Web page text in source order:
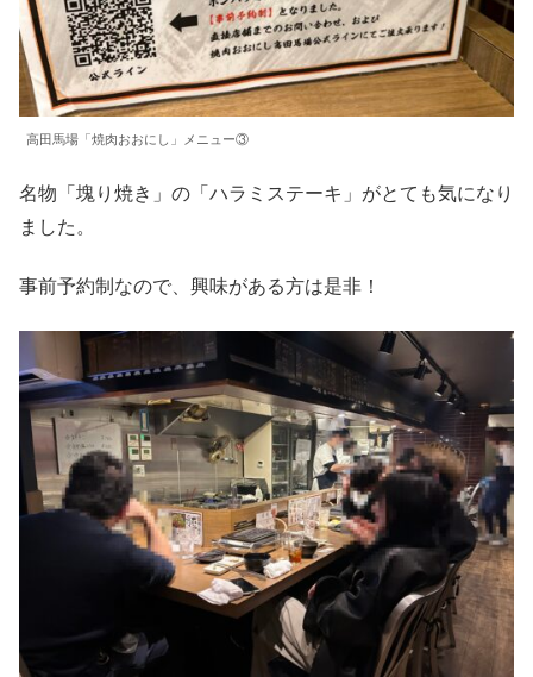
高田馬場「焼肉おおにし」メニュー③
名物「塊り焼き」の「ハラミステーキ」がとても気になり
ました。
事前予約制なので、興味がある方は是非！